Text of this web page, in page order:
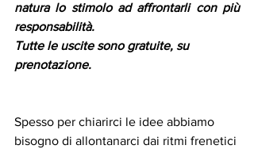
natura lo stimolo ad affrontarli con più
responsabilità.
Tutte le uscite sono gratuite, su
prenotazione.
Spesso per chiarirci le idee abbiamo
bisogno di allontanarci dai ritmi frenetici